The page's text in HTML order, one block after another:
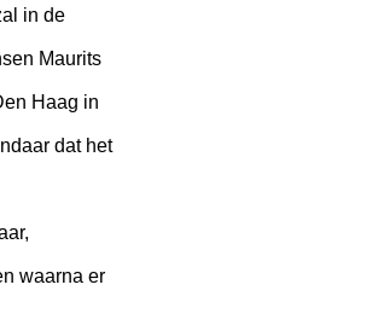
in de
Maurits
Haag in
dat het
waarna er